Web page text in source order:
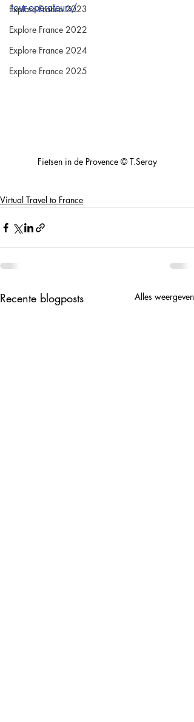
Explore France 2023
Explore France 2022
Explore France 2024
Explore France 2025
tour-operateurs/
Fietsen in de Provence © T.Seray
Virtual Travel to France
Recente blogposts Alles weergeven